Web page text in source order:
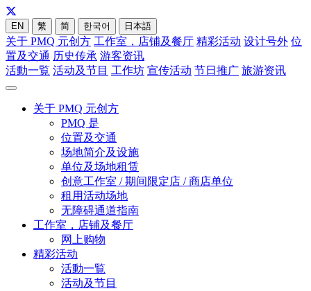
EN 繁 简 한국어 日本語
关于 PMQ 元创方 工作室，店铺及餐厅 精彩活动 设计号外 位
置及交通 历史传承 游客资讯
活動一覧 活动及节目 工作坊 宣传活动 节日推广 旅游资讯
关于 PMQ 元创方
PMQ 是
位置及交通
场地简介及设施
单位及场地租赁
创意工作室 / 期间限定店 / 商店单位
租用活动场地
无障碍通道指南
工作室，店铺及餐厅
网上购物
精彩活动
活動一覧
活动及节目